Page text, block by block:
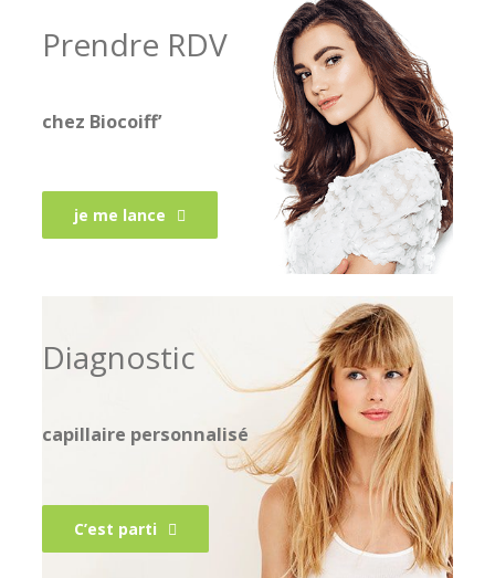
Prendre RDV
chez Biocoiff’
je me lance
Diagnostic
capillaire personnalisé
C’est parti